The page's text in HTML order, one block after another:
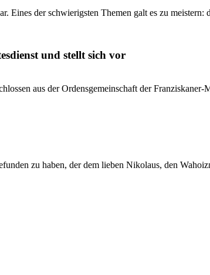
Eines der schwierigsten Themen galt es zu meistern:
und stellt sich vor
aus der Ordensgemeinschaft der Franziskaner-
zu haben, der dem lieben Nikolaus, den